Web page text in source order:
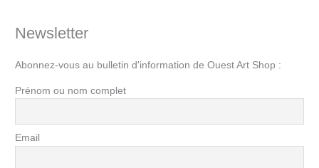
Newsletter
Abonnez-vous au bulletin d'information de Ouest Art Shop :
Prénom ou nom complet
Email